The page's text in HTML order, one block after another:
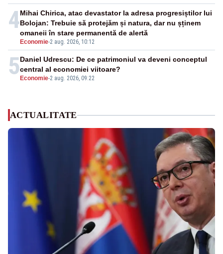
4
Economie-2 aug. 2026, 10:12
Mihai Chirica, atac devastator la adresa progresiștilor lui
Bolojan: Trebuie să protejăm și natura, dar nu șținem
omaneii în stare permanentă de alertă
5 Economie-2 aug. 2026, 09:22
Daniel Udrescu: De ce patrimoniul va deveni conceptul
central al economiei viitoare?
ACTUALITATE